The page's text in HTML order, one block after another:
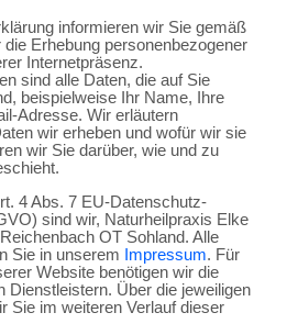
informieren wir Sie gemäß
Erhebung personenbezogener
Internetpräsenz.
sind alle Daten, die auf Sie
beispielweise Ihr Name, Ihre
Adresse. Wir erläutern
wir erheben und wofür wir sie
wir Sie darüber, wie und zu
4 Abs. 7 EU-Datenschutz-
sind wir, Naturheilpraxis Elke
OT Sohland. Alle
Sie in unserem
Impressum. Für
Website benötigen wir die
Dienstleistern. Über die jeweiligen
Sie im weiteren Verlauf dieser